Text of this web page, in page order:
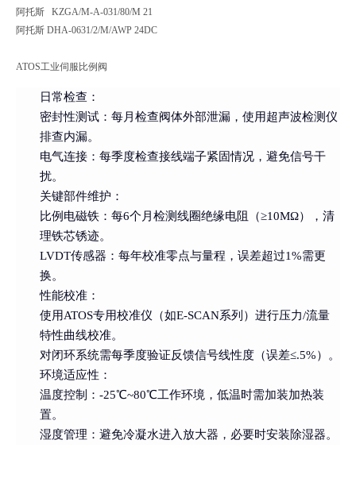
阿托斯 KZGA/M-A-031/80/M 21
阿托斯 DHA-0631/2/M/AWP 24DC
ATOS工业伺服比例阀
日常检查 ：
密封性测试 ：每月检查阀体外部泄漏，使用超声波检测仪
排查内漏。
电气连接 ：每季度检查接线端子紧固情况，避免信号干
扰。
关键部件维护 ：
比例电磁铁 ：每6个月检测线圈绝缘电阻（≥10MΩ），清
理铁芯锈迹。
LVDT传感器 ：每年校准零点与量程，误差超过1%需更
换。
性能校准 ：
使用ATOS专用校准仪（如E-SCAN系列）进行压力/流量
特性曲线校准。
对闭环系统需每季度验证反馈信号线性度（误差≤.5%）。
环境适应性 ：
温度控制
：-25℃~80℃工作环境，低温时需加装加热装
置。
湿度管理 ：避免冷凝水进入放大器，必要时安装除湿器。